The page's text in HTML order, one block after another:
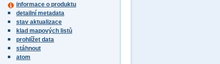
informace o produktu
detailní metadata
stav aktualizace
klad mapových listů
prohlížet data
stáhnout
atom